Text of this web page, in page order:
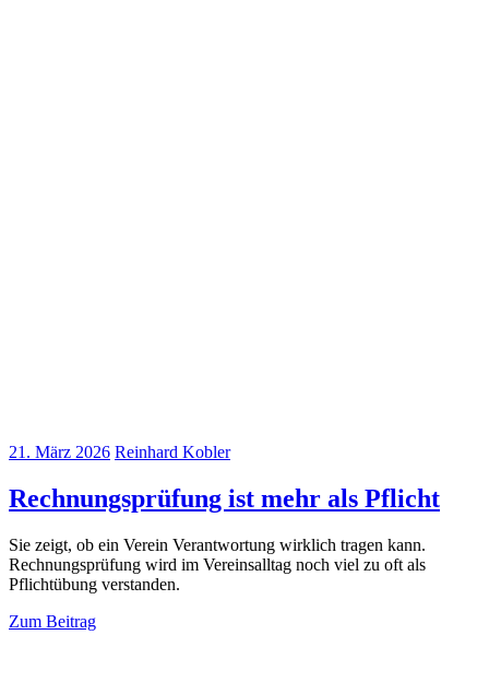
21. März 2026 Reinhard Kobler
Rechnungsprüfung ist mehr als Pflicht
Sie zeigt, ob ein Verein Verantwortung wirklich tragen kann.
Rechnungsprüfung wird im Vereinsalltag noch viel zu oft als
Pflichtübung verstanden.
Zum Beitrag